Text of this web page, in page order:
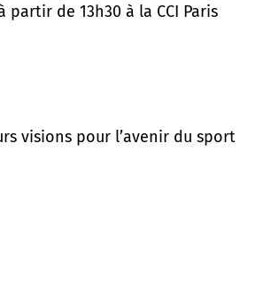
de 13h30 à la CCI Paris
visions pour l’avenir du sport